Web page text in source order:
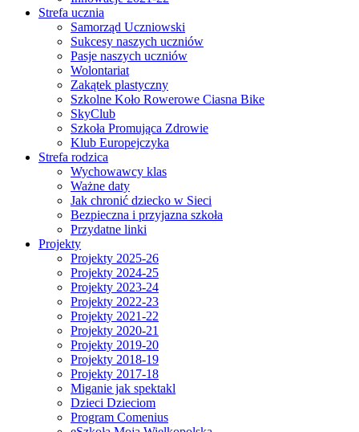
Strefa ucznia
Samorząd Uczniowski
Sukcesy naszych uczniów
Pasje naszych uczniów
Wolontariat
Zakątek plastyczny
Szkolne Koło Rowerowe Ciasna Bike
SkyClub
Szkoła Promująca Zdrowie
Klub Europejczyka
Strefa rodzica
Wychowawcy klas
Ważne daty
Jak chronić dziecko w Sieci
Bezpieczna i przyjazna szkoła
Przydatne linki
Projekty
Projekty 2025-26
Projekty 2024-25
Projekty 2023-24
Projekty 2022-23
Projekty 2021-22
Projekty 2020-21
Projekty 2019-20
Projekty 2018-19
Projekty 2017-18
Miganie jak spektakl
Dzieci Dzieciom
Program Comenius